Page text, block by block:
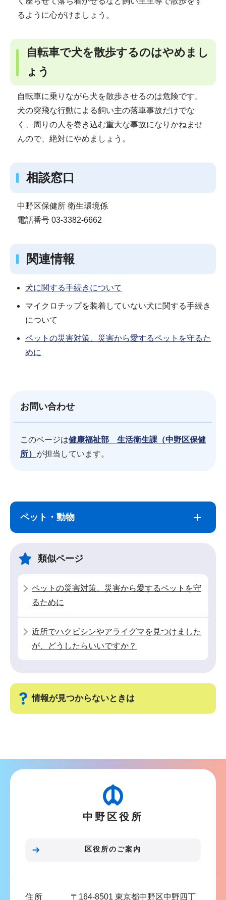
るように心がけましょう。
自転車で犬を散歩するのはやめまし
ょう
自転車に乗りながら犬を散歩させるのは危険です。
犬の突飛な行動による飼い主の落車事故だけでな
く、周りの人を巻き込む重大な事故になりかねませ
んので、絶対にやめましょう。
相談窓口
中野区保健所 衛生環境係
電話番号 03-3382-6662
関連情報
犬に関する手続きについて
マイクロチップを装着していない犬に関する手続き
について
ペットの災害対策、災害から愛するペットを守るた
めに
お問い合わせ
このページは健康福祉部 生活衛生課（中野区保健
所） が担当しています。
こ
ペット・動物
類似ページ
ペットの災害対策、災害から愛するペットを守
るために
近所でハクビシンやアライグマを見つけました
が、どうしたらいいですか？
情報が見つからないときは
ナ
ビ
中野区役所
区役所のご案内
住所 〒164-8501 東京都中野区中野四丁